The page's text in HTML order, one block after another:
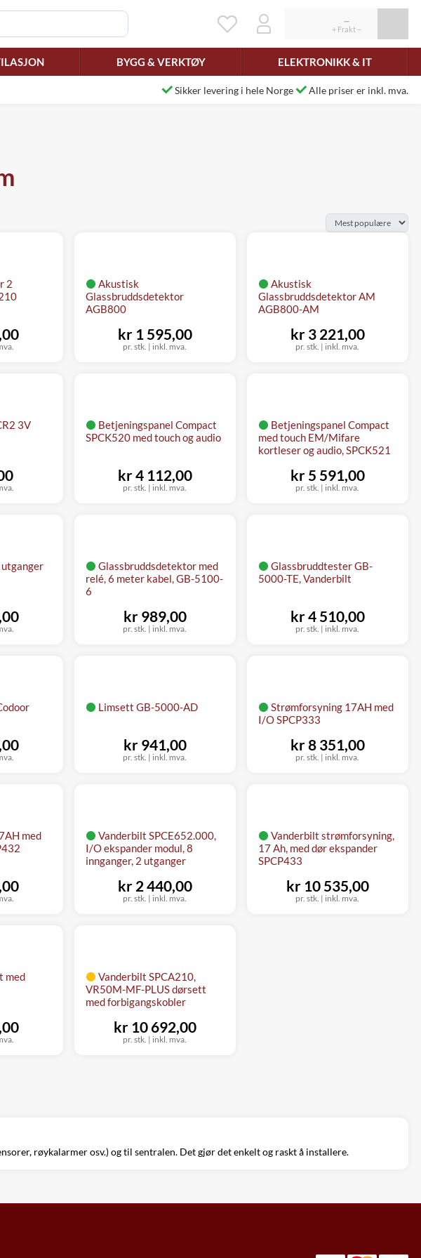
BYGG & VERKTØY ELEKTRONIKK & IT
Sikker levering i hele Norge Alle priser er inkl. mva.
2
Akustisk
Glassbruddsdetektor
AGB800
pr. stk. | inkl. mva.
kr 1 595,00
Akustisk
Glassbruddsdetektor AM
AGB800-AM
pr. stk. | inkl. mva.
kr 3 221,00
3V
Betjeningspanel Compact
SPCK520 med touch og audio
pr. stk. | inkl. mva.
kr 4 112,00
Betjeningspanel Compact
med touch EM/Mifare
kortleser og audio, SPCK521
pr. stk. | inkl. mva.
kr 5 591,00
utganger
Glassbruddsdetektor med
relé, 6 meter kabel, GB-5100-
6
pr. stk. | inkl. mva.
kr 989,00
Glassbruddtester GB-
5000-TE, Vanderbilt
pr. stk. | inkl. mva.
kr 4 510,00
Limsett GB-5000-AD
pr. stk. | inkl. mva.
kr 941,00
Strømforsyning 17AH med
I/O SPCP333
pr. stk. | inkl. mva.
kr 8 351,00
med
Vanderbilt SPCE652.000,
I/O ekspander modul, 8
innganger, 2 utganger
pr. stk. | inkl. mva.
kr 2 440,00
Vanderbilt strømforsyning,
17 Ah, med dør ekspander
SPCP433
pr. stk. | inkl. mva.
kr 10 535,00
med
Vanderbilt SPCA210,
VR50M-MF-PLUS dørsett
med forbigangskobler
pr. stk. | inkl. mva.
kr 10 692,00
røykalarmer osv.) og til sentralen. Det gjør det enkelt og raskt å installere.